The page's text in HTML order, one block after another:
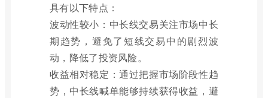
具有以下特点：
波动性较小：中长线交易关注市场中长
期趋势，避免了短线交易中的剧烈波
动，降低了投资风险。
收益相对稳定：通过把握市场阶段性趋
势，中长线喊单能够持续获得收益，避